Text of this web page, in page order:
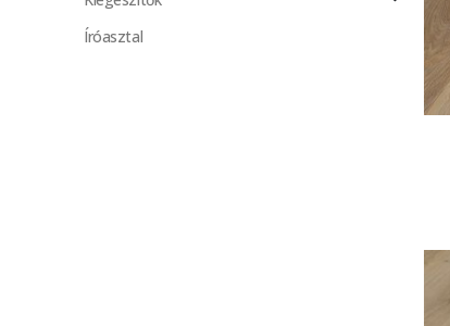
Íróasztal